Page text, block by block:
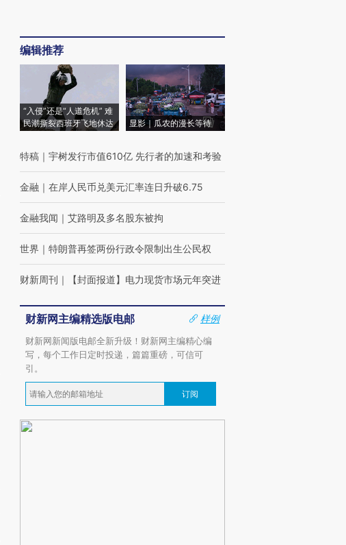
编辑推荐
“入侵”还是“人道危机” 难
民潮撕裂西班牙飞地休达
显影｜瓜农的漫长等待
特稿 ｜ 宇树发行市值610亿 先行者的加速和考验
金融 ｜ 在岸人民币兑美元汇率连日升破6.75
金融我闻 ｜ 艾路明及多名股东被拘
世界 ｜ 特朗普再签两份行政令限制出生公民权
财新周刊 ｜ 【封面报道】电力现货市场元年突进
财新网主编精选版电邮
样例
财新网新闻版电邮全新升级！财新网主编精心编
写，每个工作日定时投递，篇篇重磅，可信可
引。
订阅